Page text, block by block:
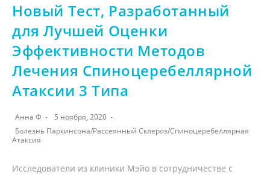
Новый Тест, Разработанный
для Лучшей Оценки
Эффективности Методов
Лечения Спиноцеребеллярной
Атаксии 3 Типа
Анна Ф
5 ноября, 2020
Болезнь Паркинсона/Рассеянный Склероз/Спиноцеребеллярная
Атаксия
Исследователи из клиники Мэйо в сотрудничестве с